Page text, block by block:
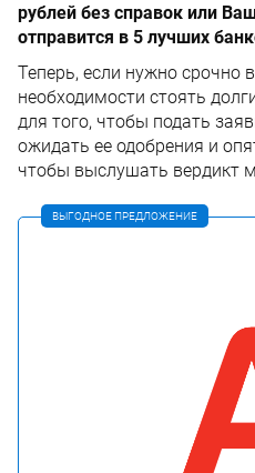
рублей без справок или
отправится в 5 лучших
Теперь, если нужно срочно
необходимости стоять
для того, чтобы подать
ожидать ее одобрения и
чтобы выслушать вердикт
ВЫГОДНОЕ ПРЕДЛОЖЕНИЕ